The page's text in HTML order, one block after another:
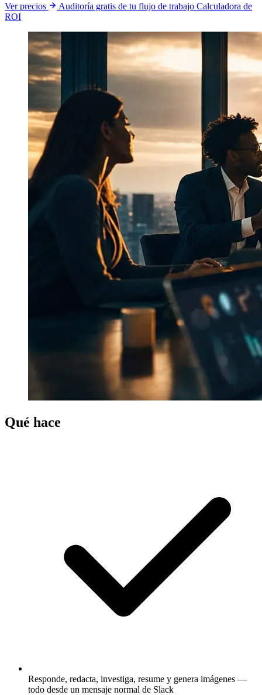
Ver precios
Auditoría gratis de tu flujo de trabajo Calculadora de
ROI
Qué hace
Responde, redacta, investiga, resume y genera imágenes —
todo desde un mensaje normal de Slack